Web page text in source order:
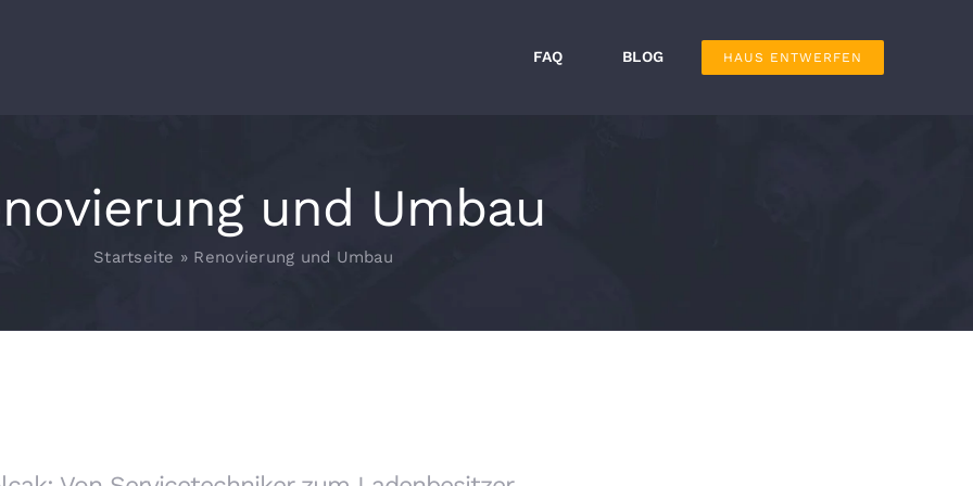
FAQ BLOG HAUS ENTWERFEN
und Umbau
Startseite » Renovierung und Umbau